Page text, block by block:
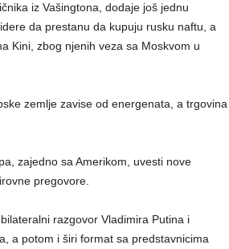
iz Vašingtona, dodaje još jednu
da prestanu da kupuju rusku naftu, a
Kini, zbog njenih veza sa Moskvom u
zemlje zavise od energenata, a trgovina
zajedno sa Amerikom, uvesti nove
pregovore.
razgovor Vladimira Putina i
a potom i širi format sa predstavnicima